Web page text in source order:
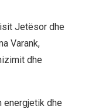
Jetësor dhe
Varank,
dhe
energjetik dhe